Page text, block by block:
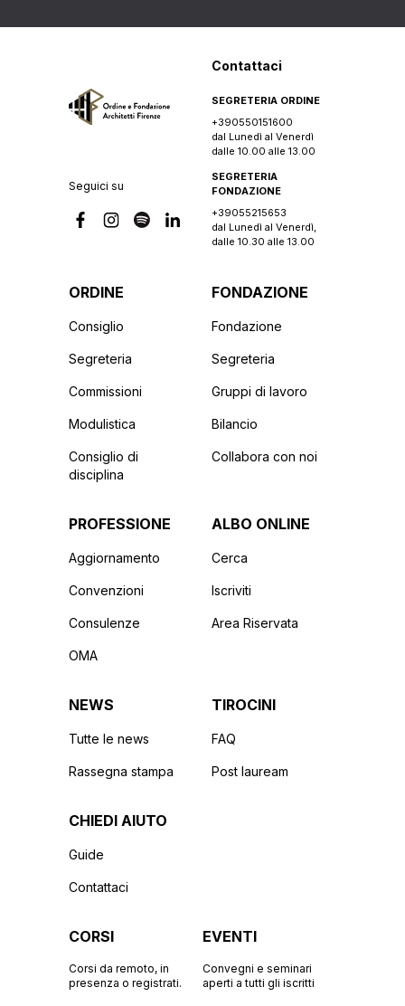
Seguici su
Contattaci
SEGRETERIA ORDINE
+390550151600
dal Lunedì al Venerdì
dalle 10.00 alle 13.00
SEGRETERIA
FONDAZIONE
+39055215653
dal Lunedì al Venerdì,
dalle 10.30 alle 13.00
ORDINE
Consiglio
Segreteria
Commissioni
Modulistica
Consiglio di
disciplina
FONDAZIONE
Fondazione
Segreteria
Gruppi di lavoro
Bilancio
Collabora con noi
PROFESSIONE
Aggiornamento
Convenzioni
Consulenze
OMA
ALBO ONLINE
Cerca
Iscriviti
Area Riservata
NEWS
Tutte le news
Rassegna stampa
TIROCINI
FAQ
Post lauream
CHIEDI AIUTO
Guide
Contattaci
CORSI
Corsi da remoto, in
presenza o registrati.
EVENTI
Convegni e seminari
aperti a tutti gli iscritti